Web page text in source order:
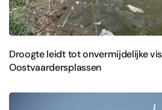
Droogte leidt tot onvermijdelijke
Oostvaardersplassen